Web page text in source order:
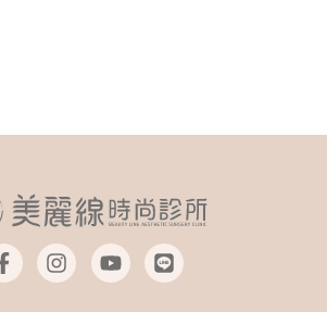
F
a
c
I
n
s
Y
o
u
L
i
n